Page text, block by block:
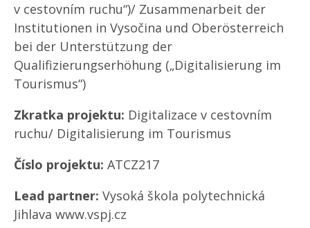
v cestovním ruchu“)/ Zusammenarbeit der
Institutionen in Vysočina und Oberösterreich
bei der Unterstützung der
Qualifizierungserhöhung („Digitalisierung im
Tourismus“)
Zkratka projektu: Digitalizace v cestovním
ruchu/ Digitalisierung im Tourismus
Číslo projektu: ATCZ217
Lead partner: Vysoká škola polytechnická
Jihlava www.vspj.cz